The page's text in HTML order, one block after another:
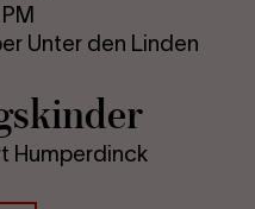
PM
Unter den Linden
Humperdinck